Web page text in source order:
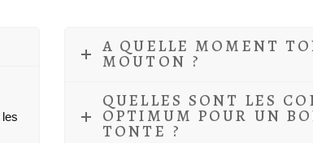
A QUELLE MOMENT
MOUTON ?
QUELLES SONT LES
OPTIMUM POUR UN
TONTE ?